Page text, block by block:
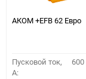
АКОМ +EFB 62 Евро
Пусковой ток,
A:
600